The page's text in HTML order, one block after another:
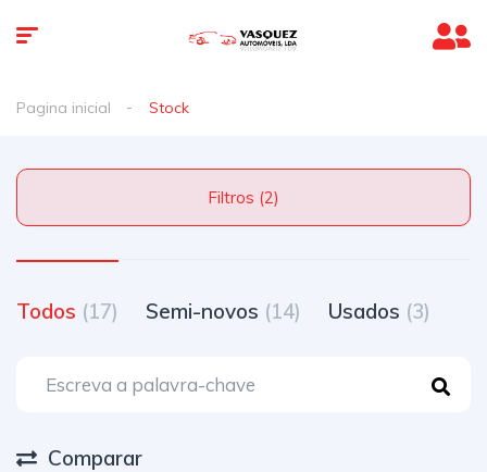
Pagina inicial Stock
Filtros (2)
Todos (17) Semi-novos (14) Usados (3)
Comparar